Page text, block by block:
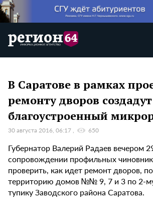
В Саратове в рамках
ремонту дворов создадут
благоустроенный
30 августа 2016, 06:17 650
Губернатор Валерий Радаев вечером
сопровождении профильных
проверить, как идет ремонт дворов,
территорию домов №№ 9, 7 и 3 по 2-
тупику Заводского района Саратова.